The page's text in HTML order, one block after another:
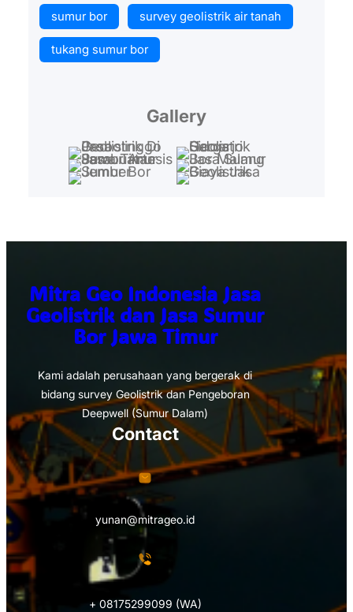
sumur bor survey geolistrik air tanah
tukang sumur bor
Gallery
Mitra Geo Indonesia Jasa
Geolistrik dan Jasa Sumur
Bor Jawa Timur
Kami adalah perusahaan yang bergerak di
bidang survey Geolistrik dan Pengeboran
Deepwell (Sumur Dalam)
Contact
yunan@mitrageo.id
+ 08175299099 (WA)